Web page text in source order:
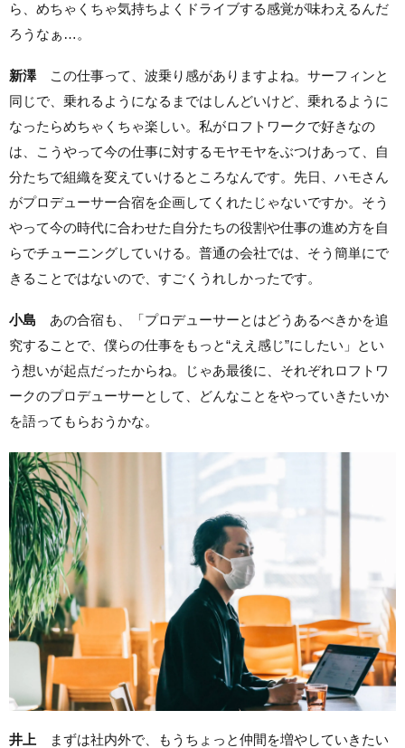
ら、めちゃくちゃ気持ちよくドライブする感覚が味わえるんだ
ろうなぁ…。
新澤この仕事って、波乗り感がありますよね。サーフィンと
同じで、乗れるようになるまではしんどいけど、乗れるように
なったらめちゃくちゃ楽しい。私がロフトワークで好きなの
は、こうやって今の仕事に対するモヤモヤをぶつけあって、自
分たちで組織を変えていけるところなんです。先日、ハモさん
がプロデューサー合宿を企画してくれたじゃないですか。そう
やって今の時代に合わせた自分たちの役割や仕事の進め方を自
らでチューニングしていける。普通の会社では、そう簡単にで
きることではないので、すごくうれしかったです。
小島 あの合宿も、「プロデューサーとはどうあるべきかを追
究することで、僕らの仕事をもっと“ええ感じ”にしたい」とい
う想いが起点だったからね。じゃあ最後に、それぞれロフトワ
ークのプロデューサーとして、どんなことをやっていきたいか
を語ってもらおうかな。
井上 まずは社内外で、もうちょっと仲間を増やしていきたい